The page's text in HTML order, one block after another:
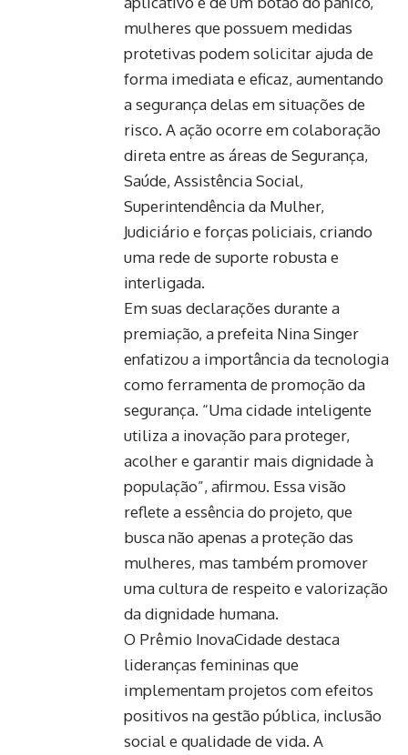
mulheres que possuem medidas
protetivas podem solicitar ajuda de
forma imediata e eficaz, aumentando
a segurança delas em situações de
risco. A ação ocorre em colaboração
direta entre as áreas de Segurança,
Saúde, Assistência Social,
Superintendência da Mulher,
Judiciário e forças policiais, criando
uma rede de suporte robusta e
interligada.
Em suas declarações durante a
premiação, a prefeita Nina Singer
enfatizou a importância da tecnologia
como ferramenta de promoção da
segurança. “Uma cidade inteligente
utiliza a inovação para proteger,
acolher e garantir mais dignidade à
população”, afirmou. Essa visão
reflete a essência do projeto, que
busca não apenas a proteção das
mulheres, mas também promover
uma cultura de respeito e valorização
da dignidade humana.
O Prêmio InovaCidade destaca
lideranças femininas que
implementam projetos com efeitos
positivos na gestão pública, inclusão
social e qualidade de vida. A